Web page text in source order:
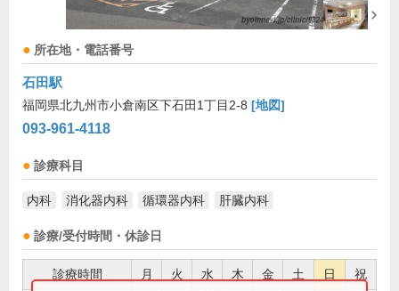
所在地・電話番号
石田駅
福岡県北九州市小倉南区下石田1丁目2-8 [地図]
093-961-4118
診療科目
内科 消化器内科 循環器内科 肝臓内科
診療/受付時間・休診日
診療時間 月 火 水 木 金 土 日 祝